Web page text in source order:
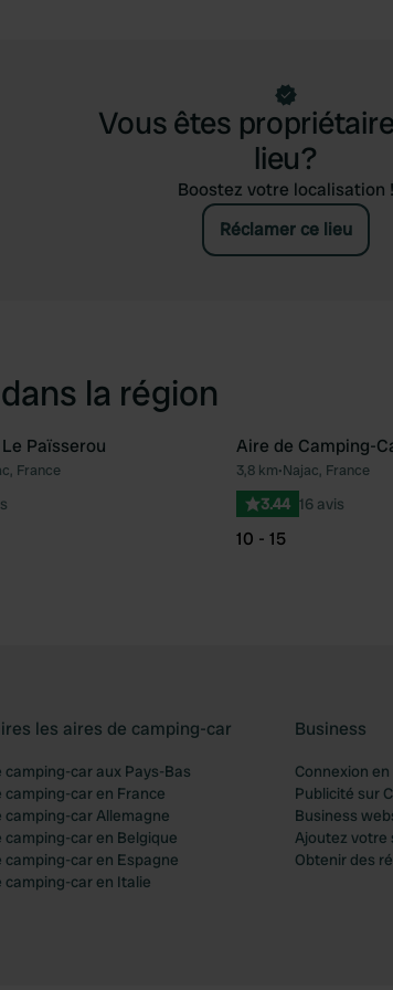
Vous êtes
lieu?
Boostez votre localisation !
Réclamer ce lieu
la région
Préféré
Païsserou
France
Aire de Camping-
3,8 km•Najac, France
3.44 16 avis
10 - 15
les aires de camping-car
camping-car aux Pays-Bas
camping-car en France
camping-car Allemagne
camping-car en Belgique
camping-car en Espagne
camping-car en Italie
Business
Connexion
Publicité sur
Business
Ajoutez votre
Obtenir des